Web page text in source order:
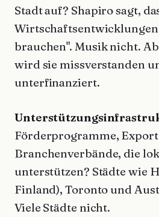
Stadt auf? Shapiro sagt,
Wirtschaftsentwicklungen
brauchen". Musik nicht.
wird sie missverstanden
unterfinanziert.
Förderprogramme,
Branchenverbände, die
unterstützen? Städte wie
Finland), Toronto und
Viele Städte nicht.